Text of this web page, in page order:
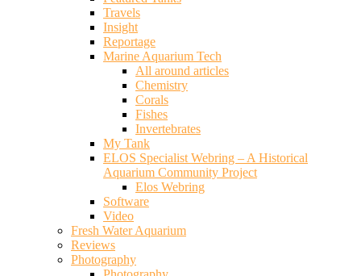
Travels
Insight
Reportage
Marine Aquarium Tech
All around articles
Chemistry
Corals
Fishes
Invertebrates
My Tank
ELOS Specialist Webring – A Historical
Aquarium Community Project
Elos Webring
Software
Video
Fresh Water Aquarium
Reviews
Photography